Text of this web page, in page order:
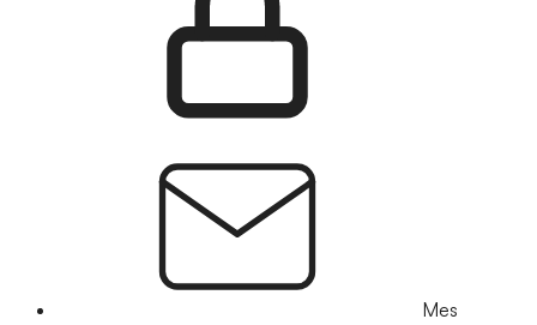
Mes